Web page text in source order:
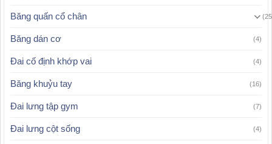
Băng quấn cổ chân
Băng dán cơ (4)
Đai cố định khớp vai (4)
Băng khuỷu tay (16)
Đai lưng tập gym (7)
Đai lưng cột sống (4)